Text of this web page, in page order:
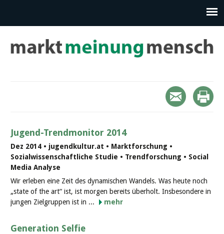
Jugend-Trendmonitor 2014
Dez 2014 • jugendkultur.at • Marktforschung •
Sozialwissenschaftliche Studie • Trendforschung • Social
Media Analyse
Wir erleben eine Zeit des dynamischen Wandels. Was heute noch
„state of the art“ ist, ist morgen bereits überholt. Insbesondere in
jungen Zielgruppen ist in ...
mehr
Generation Selfie